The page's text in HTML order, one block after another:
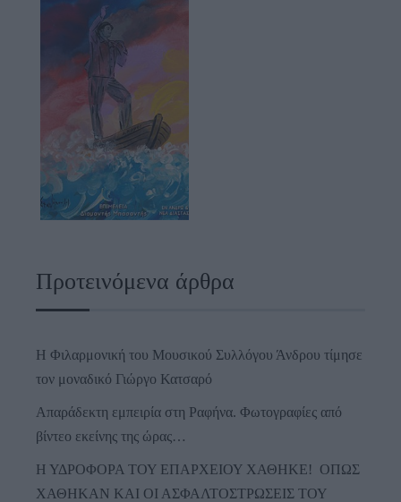
Προτεινόμενα άρθρα
Η Φιλαρμονική του Μουσικού Συλλόγου Άνδρου τίμησε
τον μοναδικό Γιώργο Κατσαρό
Απαράδεκτη εμπειρία στη Ραφήνα. Φωτογραφίες από
βίντεο εκείνης της ώρας…
Η ΥΔΡΟΦΟΡΑ ΤΟΥ ΕΠΑΡΧΕΙΟΥ ΧΑΘΗΚΕ! ΟΠΩΣ
ΧΑΘΗΚΑΝ ΚΑΙ ΟΙ ΑΣΦΑΛΤΟΣΤΡΩΣΕΙΣ ΤΟΥ